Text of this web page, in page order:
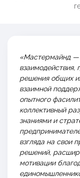
Календарь
Закупки
Контакты
8 800 234 0
«Мастермайнд —
взаимодействия,
решения общих
взаимной
опытного
коллективный
знаниями и
взгляда на свои
решений,
мотивации